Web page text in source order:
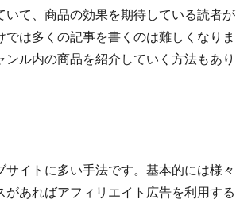
て、商品の効果を期待している読者が
は多くの記事を書くのは難しくなりま
ル内の商品を紹介していく方法もあり
イトに多い手法です。基本的には様々
あればアフィリエイト広告を利用する